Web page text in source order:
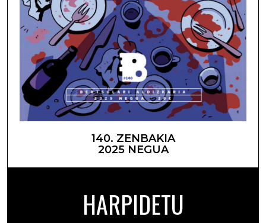
140. ZENBAKIA
2025 NEGUA
HARPIDETU